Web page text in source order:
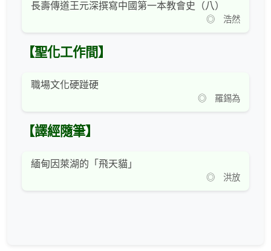
長壽傳道王元深撰寫中國第一本教會史（八）
◎ 浩然
【聖化工作間】
職場文化硬踫硬
◎ 羅錫為
【譯經隨筆】
緬甸因萊湖的「飛天貓」
◎ 洪放